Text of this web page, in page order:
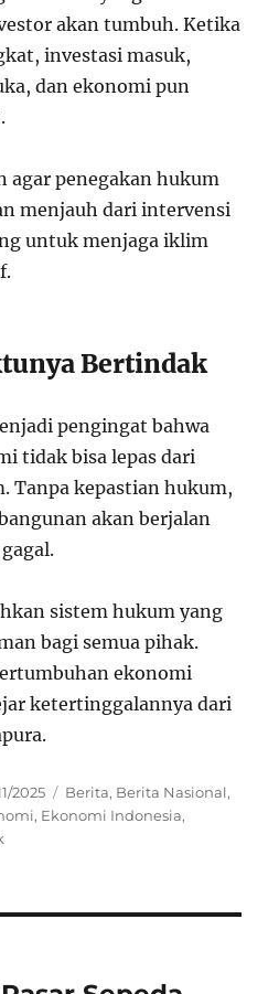
akan tumbuh. Ketika
investasi masuk,
dan ekonomi pun
agar penegakan hukum
menjauh dari intervensi
untuk menjaga iklim
Bertindak
pengingat bahwa
tidak bisa lepas dari
Tanpa kepastian hukum,
akan berjalan
sistem hukum yang
bagi semua pihak.
ekonomi
ketertinggalannya dari
2025 Categories
Berita, Berita Nasional,
, Ekonomi Indonesia,